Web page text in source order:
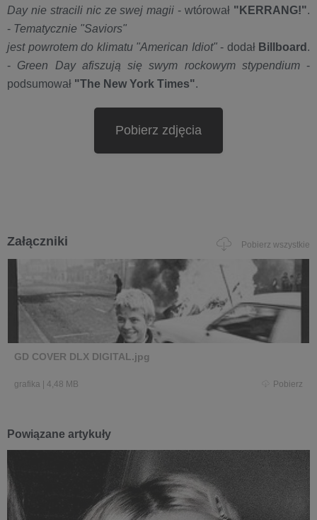
Day nie stracili nic ze swej magii - wtórował "KERRANG!".
- Tematycznie "Saviors"
jest powrotem do klimatu "American Idiot"- dodał Billboard .
- Green Day afiszują się swym rockowym stypendium -
podsumował "The New York Times".
Pobierz zdjęcia
Załączniki Pobierz wszystkie
GD COVER DLX DIGITAL.jpg
grafika 4,48 MB Pobierz
Powiązane artykuły